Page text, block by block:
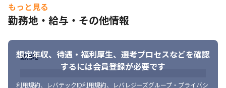
自分の業務だけでなく、顧客の成功やチーム全体の成果を考えて
行動できる方。
指示待ちではなく、自ら課題を見つけ、解決に向けて主体的に動
ける方。
必要に応じて周りに頼りながらも、基本的には自分で調べて検証
もっと見る
勤務地・給与・その他情報
想定年収、待遇・福利厚生、 選考プロセスなどを確認
するには会員登録が必要です
利用規約、 レバテックID利用規約、
レバレジーズグループ・プライバシ
勤務地